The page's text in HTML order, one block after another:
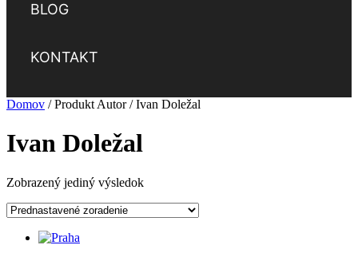
BLOG
KONTAKT
Domov / Produkt Autor / Ivan Doležal
Ivan Doležal
Zobrazený jediný výsledok